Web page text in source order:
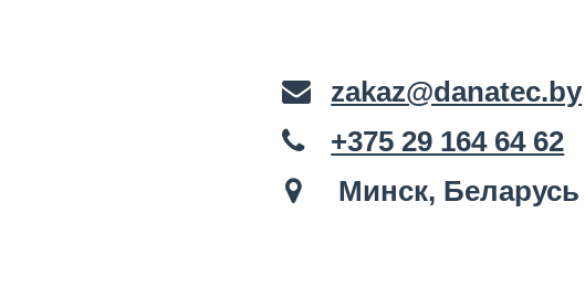
zakaz@danatec.by
+375 29 164 64 62
Минск, Беларусь